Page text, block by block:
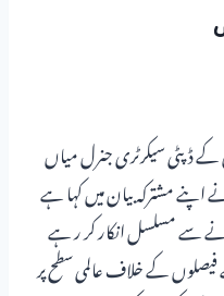
ڈپٹی سیکرٹری جنرل میاں
مشترکہ بیان میں کہا ہے
سے مسلسل انکار کر ر ہے
کے خلاف عالمی سطح پر